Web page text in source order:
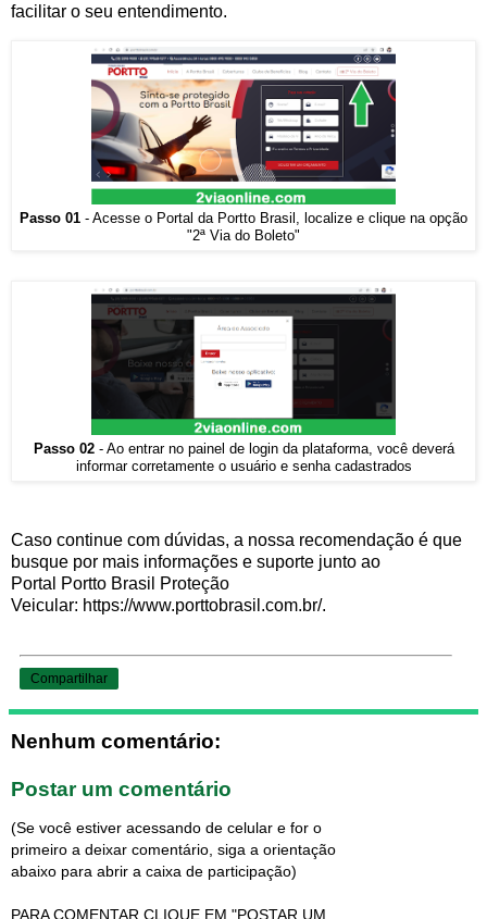
facilitar o seu entendimento.
Passo 01 - Acesse o Portal da Portto Brasil, localize e clique na opção
"2ª Via do Boleto"
Passo 02- Ao entrar no painel de login da plataforma, você deverá
informar corretamente o usuário e senha cadastrados
Caso continue com dúvidas, a nossa recomendação é que
busque por mais informações e suporte junto ao
Portal Portto Brasil Proteção
Veicular: https://www.porttobrasil.com.br/.
Compartilhar
Nenhum comentário:
Postar um comentário
(Se você estiver acessando de celular e for o
primeiro a deixar comentário, siga a orientação
abaixo para abrir a caixa de participação)
PARA COMENTAR CLIQUE EM "POSTAR UM